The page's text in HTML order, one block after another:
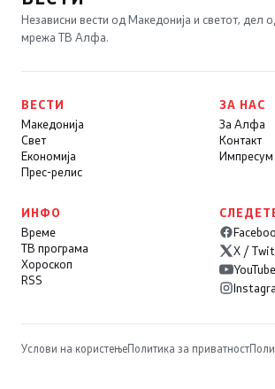
Независни вести од Македонија и светот, дел
мрежа ТВ Алфа.
ВЕСТИ
Македонија
Свет
Економија
Прес-релис
ЗА НАС
За Алфа
Контакт
Импресум
ИНФО
Време
ТВ програма
Хороскоп
RSS
X /
YouTube
Услови на користењеПолитика за приватност